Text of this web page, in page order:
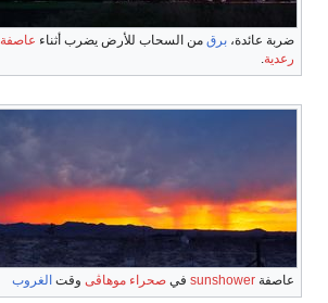
ضربة عائدة، برق من السحاب للأرض يضرب أثناء عاصفة
رعدية.
عاصفة sunshower في صحراء موهاڤى وقت الغروب